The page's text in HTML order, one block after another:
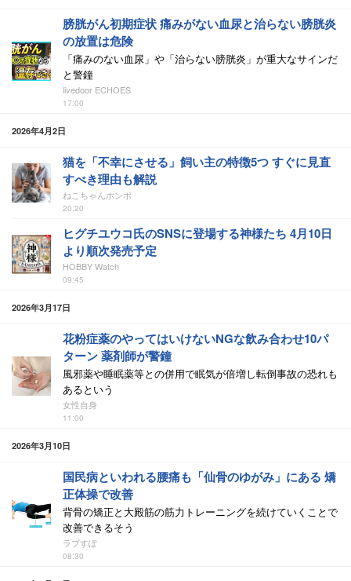
膀胱がん初期症状 痛みがない血尿と治らない膀胱炎
の放置は危険
「痛みのない血尿」や「治らない膀胱炎」が重大なサインだ
と警鐘
livedoor ECHOES
17:00
2026年4月2日
猫を「不幸にさせる」飼い主の特徴5つ すぐに見直
すべき理由も解説
ねこちゃんホンポ
20:20
ヒグチユウコ氏のSNSに登場する神様たち 4月10日
より順次発売予定
HOBBY Watch
09:45
2026年3月17日
花粉症薬のやってはいけないNGな飲み合わせ10パ
ターン 薬剤師が警鐘
風邪薬や睡眠薬等との併用で眠気が倍増し転倒事故の恐れも
あるという
女性自身
11:00
2026年3月10日
国民病といわれる腰痛も「仙骨のゆがみ」にある 矯
正体操で改善
背骨の矯正と大殿筋の筋力トレーニングを続けていくことで
改善できるそう
ラブすぽ
08:30